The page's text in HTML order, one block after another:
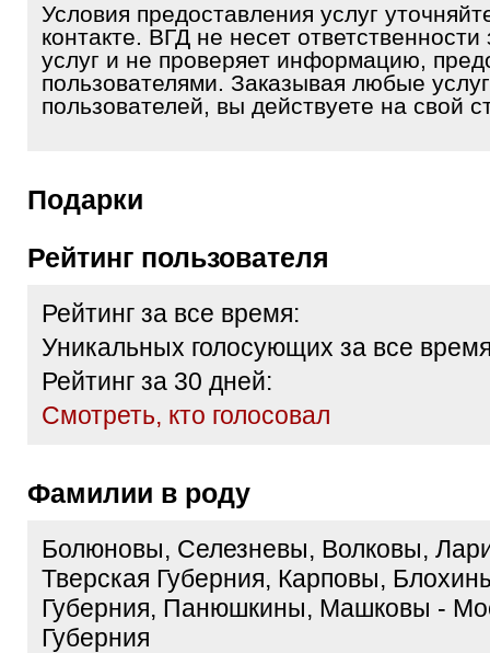
Условия предоставления услуг
контакте. ВГД не несет ответственности
услуг и не проверяет информацию,
пользователями. Заказывая любые
пользователей, вы действуете на свой
Подарки
Рейтинг пользователя
Рейтинг за все время:
Уникальных голосующих за все
Рейтинг за 30 дней:
Cмотреть, кто голосовал
Фамилии в роду
Болюновы, Селезневы, Волковы,
Тверская Губерния, Карповы,
Губерния, Панюшкины, Машковы -
Губерния